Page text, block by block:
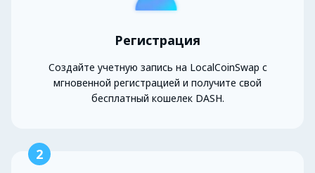
Регистрация
Создайте учетную запись на LocalCoinSwap с
мгновенной регистрацией и получите свой
бесплатный кошелек DASH.
2